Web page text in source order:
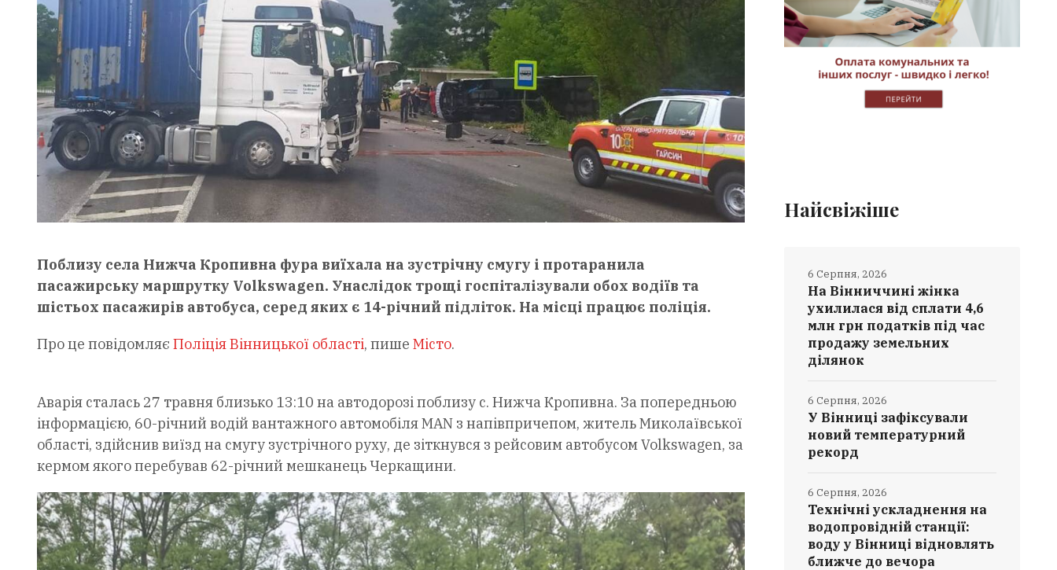
Поблизу села Нижча Кропивна фура виїхала на зустрічну смугу і протаранила
пасажирську маршрутку Volkswagen. Унаслідок трощі госпіталізували обох водіїв та
шістьох пасажирів автобуса, серед яких є 14-річний підліток. На місці працює поліція.
Про це повідомляє Поліція Вінницької області, пише Місто.
Аварія сталась 27 травня близько 13:10 на автодорозі поблизу с. Нижча Кропивна. За попередньою
інформацією, 60-річний водій вантажного автомобіля MAN з напівпричепом, житель Миколаївської
області, здійснив виїзд на смугу зустрічного руху, де зіткнувся з рейсовим автобусом Volkswagen, за
кермом якого перебував 62-річний мешканець Черкащини.
Найсвіжіше
На Вінниччині жінка
ухилилася від сплати 4,6
млн грн податків під час
продажу земельних
ділянок
6 Серпня, 2026
У Вінниці зафіксували
новий температурний
рекорд
6 Серпня, 2026
Технічні ускладнення на
водопровідній станції:
воду у Вінниці відновлять
ближче до вечора
6 Серпня, 2026